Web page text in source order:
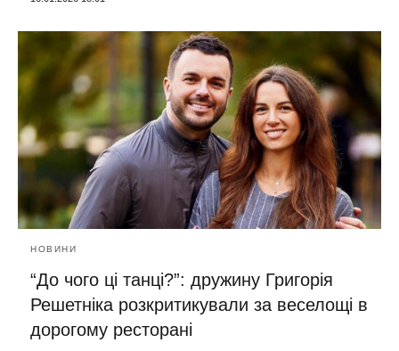
НОВИНИ
“До чого ці танці?”: дружину Григорія
Решетніка розкритикували за веселощі в
дорогому ресторані